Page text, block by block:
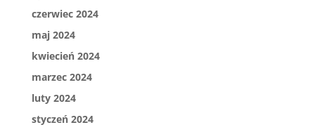
czerwiec 2024
maj 2024
kwiecień 2024
marzec 2024
luty 2024
styczeń 2024